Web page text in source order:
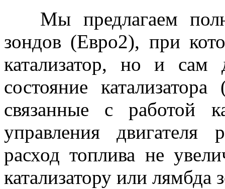
Мы предлагаем
зондов (Евро2), при
катализатор, но и сам
состояние
связанные с работой
управления
расход топлива не
катализатору или лямбда